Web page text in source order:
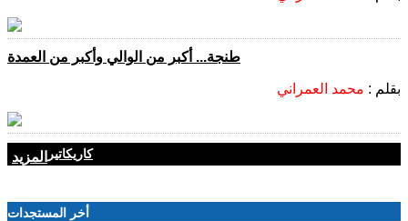
طنجة... أكبر من الوالي وأكبر من العمدة
بقلم : محمد العمراني
المزيد كاريكاتير
أخر المستجدات